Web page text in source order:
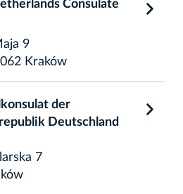
Consulate
9
Kraków
der
Deutschland
7